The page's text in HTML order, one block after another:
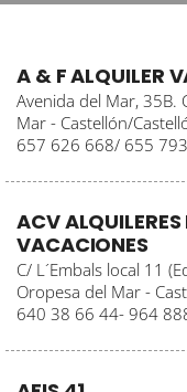
A & F ALQUILER
Avenida del Mar, 35B.
Mar - Castellón/
657 626 668/ 655
ACV
VACACIONES
C/ L´Embals local 11
Oropesa del Mar -
640 38 66 44- 964